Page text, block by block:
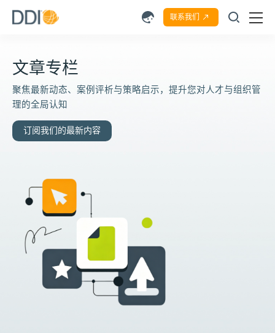
联系我们
文章专栏
聚焦最新动态、案例评析与策略启示，提升您对人才与组织管
理的全局认知
订阅我们的最新内容